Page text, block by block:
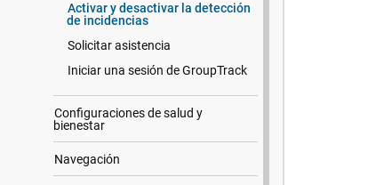
Activar y desactivar la detección
de incidencias
Solicitar asistencia
Iniciar una sesión de GroupTrack
Configuraciones de salud y
bienestar
Navegación